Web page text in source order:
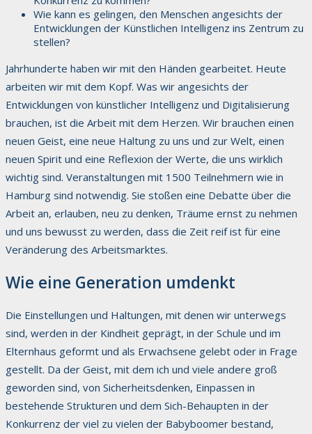
Wie kann es gelingen, den Menschen angesichts der
Entwicklungen der Künstlichen Intelligenz ins Zentrum zu
stellen?
Jahrhunderte haben wir mit den Händen gearbeitet. Heute
arbeiten wir mit dem Kopf. Was wir angesichts der
Entwicklungen von künstlicher Intelligenz und Digitalisierung
brauchen, ist die Arbeit mit dem Herzen. Wir brauchen einen
neuen Geist, eine neue Haltung zu uns und zur Welt, einen
neuen Spirit und eine Reflexion der Werte, die uns wirklich
wichtig sind. Veranstaltungen mit 1500 Teilnehmern wie in
Hamburg sind notwendig. Sie stoßen eine Debatte über die
Arbeit an, erlauben, neu zu denken, Träume ernst zu nehmen
und uns bewusst zu werden, dass die Zeit reif ist für eine
Veränderung des Arbeitsmarktes.
Wie eine Generation umdenkt
Die Einstellungen und Haltungen, mit denen wir unterwegs
sind, werden in der Kindheit geprägt, in der Schule und im
Elternhaus geformt und als Erwachsene gelebt oder in Frage
gestellt. Da der Geist, mit dem ich und viele andere groß
geworden sind, von Sicherheitsdenken, Einpassen in
bestehende Strukturen und dem Sich-Behaupten in der
Konkurrenz der viel zu vielen der Babyboomer bestand,